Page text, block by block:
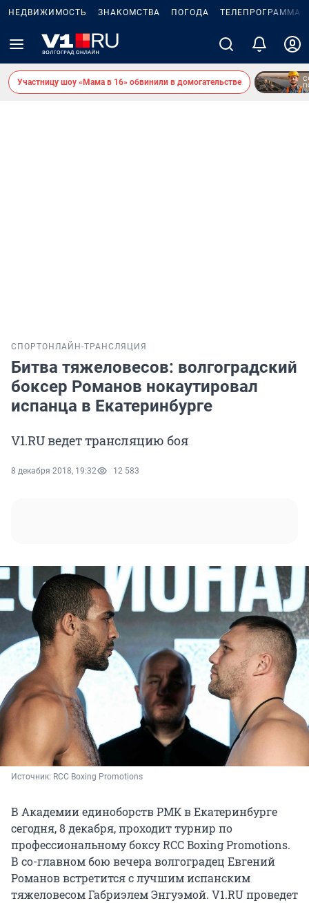
НЕДВИЖИМОСТЬ ЗНАКОМСТВА ПОГОДА ТЕЛЕПРОГРАММА
Участницу шоу «Мама в 16» обвинили в домогательстве
СПОРТОНЛАЙН-ТРАНСЛЯЦИЯ
Битва тяжеловесов: волгоградский
боксер Романов нокаутировал
испанца в Екатеринбурге
V1.RU ведет трансляцию боя
8 декабря 2018, 19:32 12 583
Источник: RCC Boxing Promotions
В Академии единоборств РМК в Екатеринбурге
сегодня, 8 декабря, проходит турнир по
профессиональному боксу RCC Boxing Promotions.
В со-главном бою вечера волгоградец Евгений
Романов встретится с лучшим испанским
тяжеловесом Габриэлем Энгуэмой. V1.RU проведет